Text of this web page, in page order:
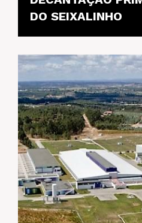
DO SEIXALINHO